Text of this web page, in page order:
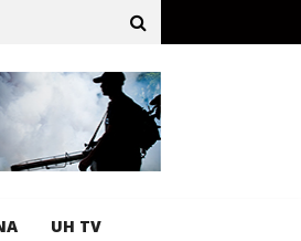
obras de terracería
UH TV